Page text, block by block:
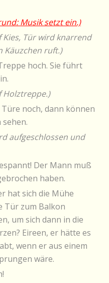
Musik setzt ein.)
Kies, Tür wird knarrend
Käuzchen ruft.)
hoch. Sie führt
Holztreppe.)
noch, dann können
sehen.
aufgeschlossen und
Der Mann muß
haben.
hat sich die Mühe
Tür zum Balkon
um sich dann in die
Eireen, er hätte es
wenn er aus einem
wäre.